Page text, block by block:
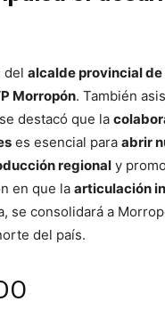
del alcalde provincial
Morropón. También
destacó que la
es esencial para abrir
regional y
en que la articulación
se consolidará a
del país.